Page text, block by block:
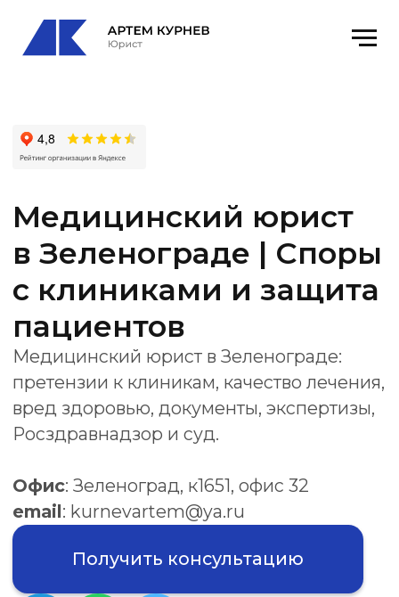
Медицинский юрист
с клиниками и защита
пациентов
Медицинский юрист в Зеленограде:
претензии к клиникам, качество лечения,
вред здоровью, документы, экспертизы,
Офис
: Зеленоград, к1651, офис 32
email: kurnevartem@ya.ru